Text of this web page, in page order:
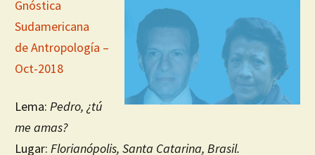
Gnóstica
Sudamericana
de Antropología –
Oct-2018
Lema: Pedro, ¿tú
me amas?
Lugar: Florianópolis, Santa Catarina, Brasil.